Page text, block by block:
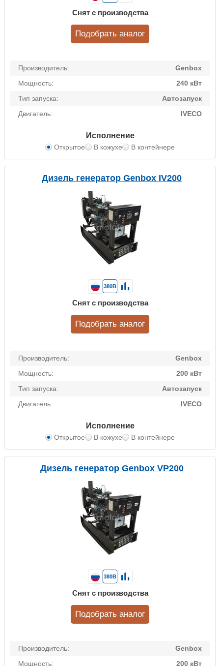
Производитель:
Genbox
Мощность:
240 кВт
Тип запуска:
Автозапуск
Двигатель:
IVECO
Исполнение
Открытое В кожухе В контейнере
Снят с производства
Подобрать аналог
Дизель генератор Genbox IV200
Производитель:
Genbox
Мощность:
200 кВт
Тип запуска:
Автозапуск
Двигатель:
IVECO
Исполнение
Открытое В кожухе В контейнере
380В
Снят с производства
Подобрать аналог
Дизель генератор Genbox VP200
Производитель:
Genbox
Мощность:
200 кВт
380В
Снят с производства
Подобрать аналог